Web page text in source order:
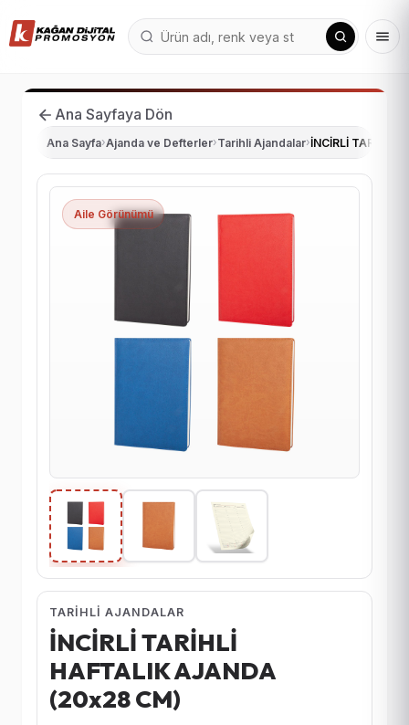
Ana Sayfaya Dön
Ana Sayfa›Ajanda ve Defterler›Tarihli Ajandalar›İNCİRLİ TARİHLİ
Aile Görünümü
TARIHLI AJANDALAR
İNCİRLİ TARİHLİ
HAFTALIK AJANDA
(20x28 CM)